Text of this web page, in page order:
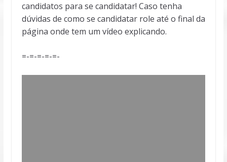
candidatos para se candidatar! Caso tenha
dúvidas de como se candidatar role até o final da
página onde tem um vídeo explicando.
=-=-=-=-=-